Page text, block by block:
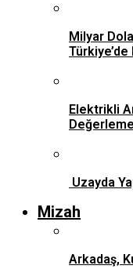
Milyar
Elektrikli
Değerleme
Uzayda
Mizah
Arkadaş,